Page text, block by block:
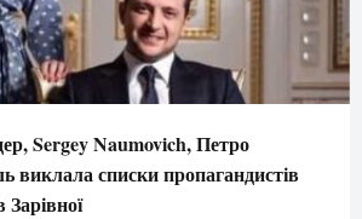
Sergey Naumovich, Петро
виклала списки пропагандистів
Зарівної